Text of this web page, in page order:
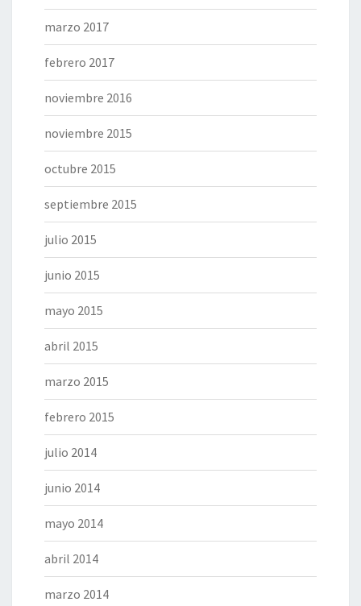
marzo 2017
febrero 2017
noviembre 2016
noviembre 2015
octubre 2015
septiembre 2015
julio 2015
junio 2015
mayo 2015
abril 2015
marzo 2015
febrero 2015
julio 2014
junio 2014
mayo 2014
abril 2014
marzo 2014